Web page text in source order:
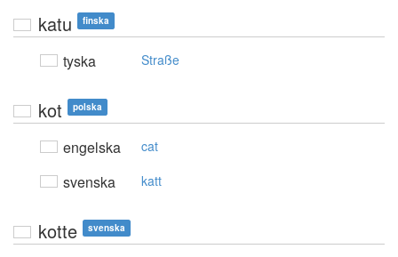
katu finska
tyska Straße
kot polska
engelska cat
svenska katt
kotte svenska